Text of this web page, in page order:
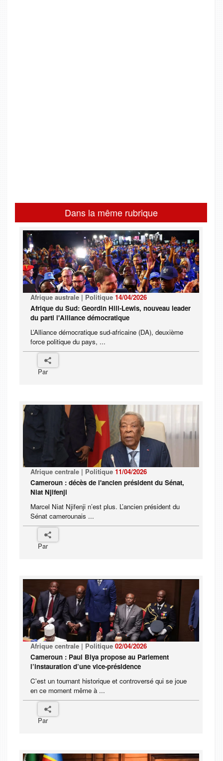
Dans la même rubrique
Afrique australe | Politique 14/04/2026
Afrique du Sud: Geordin Hill-Lewis, nouveau leader
du parti l'Alliance démocratique
L’Alliance démocratique sud-africaine (DA), deuxième
force politique du pays, ...
Par
Afrique centrale | Politique 11/04/2026
Cameroun : décès de l'ancien président du Sénat,
Niat Njifenji
Marcel Niat Njifenji n’est plus. L’ancien président du
Sénat camerounais ...
Par
Afrique centrale | Politique 02/04/2026
Cameroun : Paul Biya propose au Parlement
l’instauration d’une vice-présidence
C'est un tournant historique et controversé qui se joue
en ce moment même à ...
Par